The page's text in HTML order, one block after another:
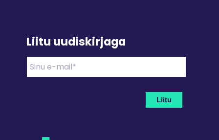
Liitu uudiskirjaga